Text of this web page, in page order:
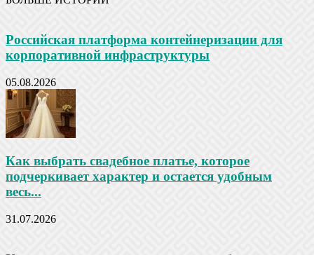
Российская платформа контейнеризации для
корпоративной инфраструктуры
05.08.2026
Как выбрать свадебное платье, которое
подчеркивает характер и остается удобным
весь...
31.07.2026